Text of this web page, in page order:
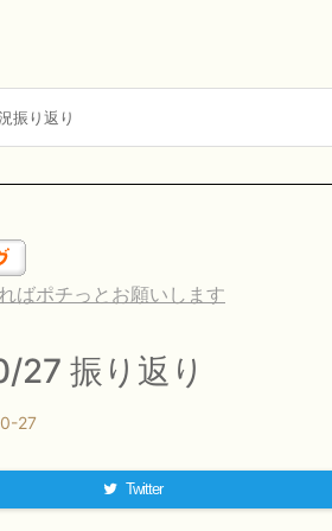
振り返り
ばポチっとお願いします
27 振り返り
27
Twitter